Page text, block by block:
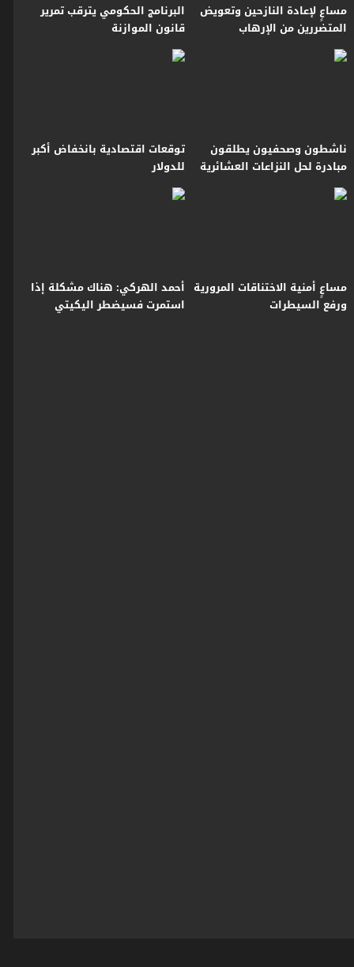
مساعٍ لإعادة النازحين وتعويض
المتضررين من الإرهاب
البرنامج الحكومي يترقب تمرير
قانون الموازنة
ناشطون وصحفيون يطلقون
مبادرة لحل النزاعات العشائرية
توقعات اقتصادية بانخفاض أكبر
للدولار
مساعٍ أمنية الاختناقات المرورية
ورفع السيطرات
أحمد الهركي: هناك مشكلة إذا
استمرت فسيضطر اليكيتي